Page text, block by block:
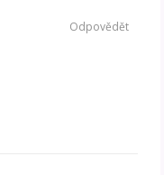
Odpovědět